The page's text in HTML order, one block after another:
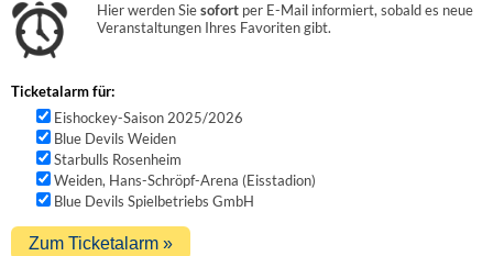
Hier werden Siesofort per E-Mail informiert, sobald es neue
Veranstaltungen Ihres Favoriten gibt.
Ticketalarm für:
Eishockey-Saison 2025/2026
Blue Devils Weiden
Starbulls Rosenheim
Weiden, Hans-Schröpf-Arena (Eisstadion)
Blue Devils Spielbetriebs GmbH